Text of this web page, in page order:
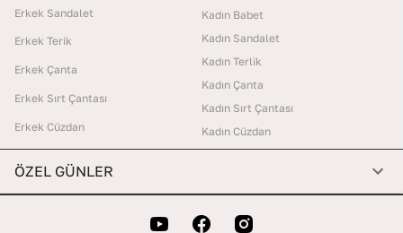
Erkek Sandalet
Erkek Terik
Erkek Çanta
Erkek Sırt Çantası
Erkek Cüzdan
Kadın Babet
Kadın Sandalet
Kadın Terlik
Kadın Çanta
Kadın Sırt Çantası
Kadın Cüzdan
ÖZEL GÜNLER